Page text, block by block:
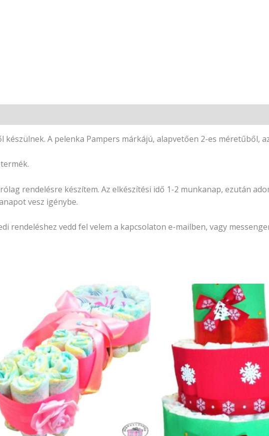
A pelenka Pampers márkájú, alapvetően 2-es méretűből,
rendelésre készítem. Az elkészítési idő 1-2 munkanap, ezután
vesz igénybe.
rendeléshez vedd fel velem a kapcsolaton e-mailben, vagy